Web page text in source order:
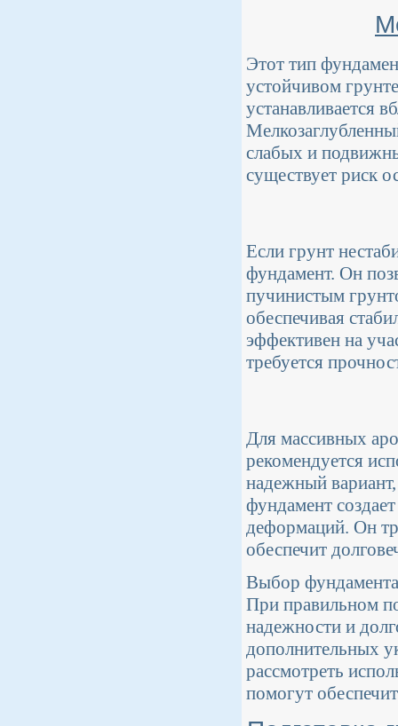
Этот тип
устойчивом
устанавливается
слабых и
существует риск
Если грунт
фундамент. Он
пучинистым
обеспечивая
эффективен на
требуется
Для массивных
рекомендуется
надежный
фундамент
деформаций. Он
обеспечит
Выбор фундамента
При правильном
надежности и
дополнительных
рассмотреть
помогут